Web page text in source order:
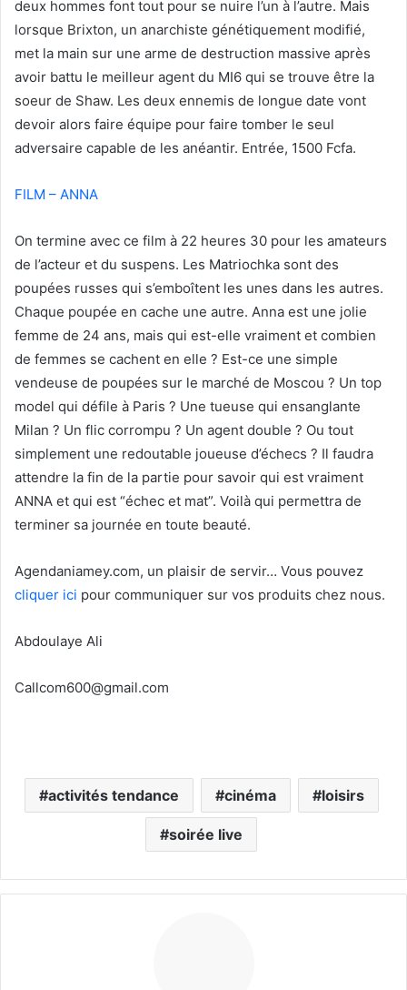
deux hommes font tout pour se nuire l’un à l’autre. Mais
lorsque Brixton, un anarchiste génétiquement modifié,
met la main sur une arme de destruction massive après
avoir battu le meilleur agent du MI6 qui se trouve être la
soeur de Shaw. Les deux ennemis de longue date vont
devoir alors faire équipe pour faire tomber le seul
adversaire capable de les anéantir. Entrée, 1500 Fcfa.
FILM – ANNA
On termine avec ce film à 22 heures 30 pour les amateurs
de l’acteur et du suspens. Les Matriochka sont des
poupées russes qui s’emboîtent les unes dans les autres.
Chaque poupée en cache une autre. Anna est une jolie
femme de 24 ans, mais qui est-elle vraiment et combien
de femmes se cachent en elle ? Est-ce une simple
vendeuse de poupées sur le marché de Moscou ? Un top
model qui défile à Paris ? Une tueuse qui ensanglante
Milan ? Un flic corrompu ? Un agent double ? Ou tout
simplement une redoutable joueuse d’échecs ? Il faudra
attendre la fin de la partie pour savoir qui est vraiment
ANNA et qui est “échec et mat”. Voilà qui permettra de
terminer sa journée en toute beauté.
Agendaniamey.com, un plaisir de servir… Vous pouvez
cliquer ici pour communiquer sur vos produits chez nous.
Abdoulaye Ali
Callcom600@gmail.com
activités tendance cinéma loisirs
soirée live